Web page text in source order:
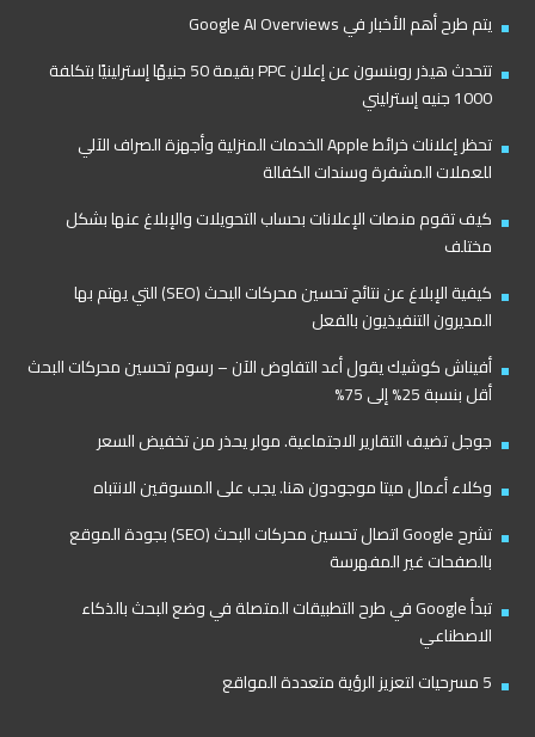
يتم طرح أهم الأخبار في Google AI Overviews
تتحدث هيذر روبنسون عن إعلان PPC بقيمة 50 جنيهًا إسترلينيًا بتكلفة
1000 جنيه إسترليني
تحظر إعلانات خرائط Apple الخدمات المنزلية وأجهزة الصراف الآلي
للعملات المشفرة وسندات الكفالة
كيف تقوم منصات الإعلانات بحساب التحويلات والإبلاغ عنها بشكل
مختلف
كيفية الإبلاغ عن نتائج تحسين محركات البحث (SEO) التي يهتم بها
المديرون التنفيذيون بالفعل
أفيناش كوشيك يقول أعد التفاوض الآن – رسوم تحسين محركات البحث
أقل بنسبة 25% إلى 75%
جوجل تضيف التقارير الاجتماعية. مولر يحذر من تخفيض السعر
وكلاء أعمال ميتا موجودون هنا. يجب على المسوقين الانتباه
تشرح Google اتصال تحسين محركات البحث (SEO) بجودة الموقع
بالصفحات غير المفهرسة
تبدأ Google في طرح التطبيقات المتصلة في وضع البحث بالذكاء
الاصطناعي
5 مسرحيات لتعزيز الرؤية متعددة المواقع